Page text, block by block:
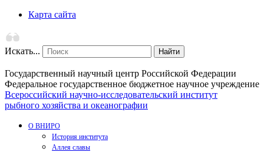
Карта сайта
Искать... Найти
Государственный научный центр Российской Федерации
Федеральное государственное бюджетное научное учреждение
Всероссийский научно-исследовательский институт
рыбного хозяйства и океанографии
О ВНИРО
История института
Аллея славы